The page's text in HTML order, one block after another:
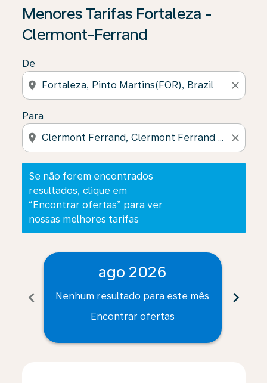
Menores Tarifas Fortaleza -
Clermont-Ferrand
De
location_on close
Para
location_on close
Se não forem encontrados
resultados, clique em
“Encontrar ofertas” para ver
nossas melhores tarifas
Se não forem encontrados resultados, clique em
chevron_left
ago 2026
Nenhum resultado para este mês
Encontrar ofertas
chevron_right